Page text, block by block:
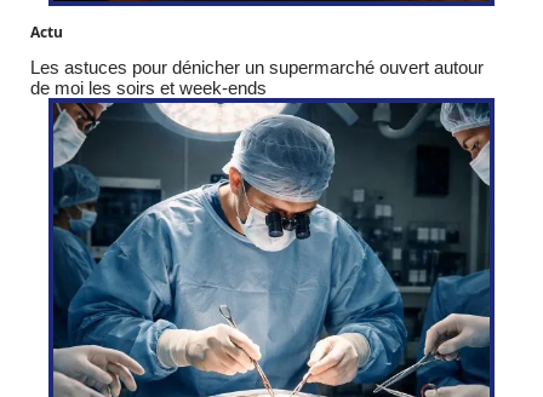
Actu
Les astuces pour dénicher un supermarché ouvert autour
de moi les soirs et week-ends